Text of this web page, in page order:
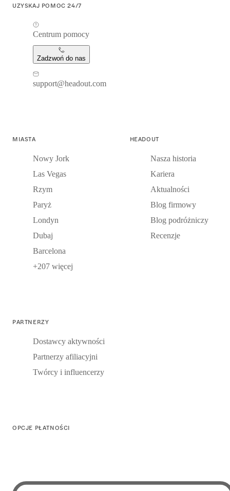
UZYSKAJ POMOC 24/7
Centrum pomocy
Zadzwoń do nas
support@headout.com
MIASTA
Nowy Jork
Las Vegas
Rzym
Paryż
Londyn
Dubaj
Barcelona
+207 więcej
HEADOUT
Nasza historia
Kariera
Aktualności
Blog firmowy
Blog podróżniczy
Recenzje
PARTNERZY
Dostawcy aktywności
Partnerzy afiliacyjni
Twórcy i influencerzy
OPCJE PŁATNOŚCI